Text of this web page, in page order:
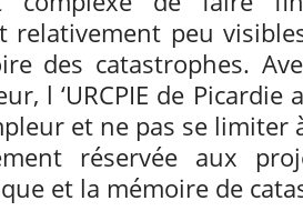
relativement peu
des catastrophes.
l ‘URCPIE de
et ne pas se limiter
réservée aux
et la mémoire de